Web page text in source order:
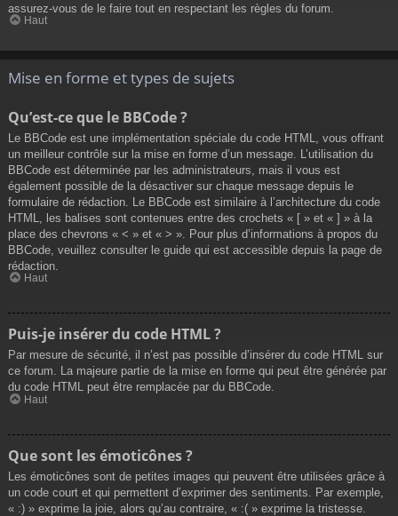
assurez-vous de le faire tout en respectant les règles du forum.
Haut
Mise en forme et types de sujets
Qu’est-ce que le BBCode ?
Le BBCode est une implémentation spéciale du code HTML, vous offrant
un meilleur contrôle sur la mise en forme d’un message. L’utilisation du
BBCode est déterminée par les administrateurs, mais il vous est
également possible de la désactiver sur chaque message depuis le
formulaire de rédaction. Le BBCode est similaire à l’architecture du code
HTML, les balises sont contenues entre des crochets « [ » et « ] » à la
place des chevrons « < » et « > ». Pour plus d’informations à propos du
BBCode, veuillez consulter le guide qui est accessible depuis la page de
rédaction.
Haut
Puis-je insérer du code HTML ?
Par mesure de sécurité, il n’est pas possible d’insérer du code HTML sur
ce forum. La majeure partie de la mise en forme qui peut être générée par
du code HTML peut être remplacée par du BBCode.
Haut
Que sont les émoticônes ?
Les émoticônes sont de petites images qui peuvent être utilisées grâce à
un code court et qui permettent d’exprimer des sentiments. Par exemple,
« :) » exprime la joie, alors qu’au contraire, « :( » exprime la tristesse.